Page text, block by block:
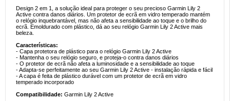
Design 2 em 1, a solução ideal para proteger o seu precioso Garmin Lily 2
Active contra danos diários. Um protetor de ecrã em vidro temperado mantém
o relógio inquebrantável, mas não afeta a sensibilidade ao toque e o brilho do
ecrã. Emoldurado com plástico, dá ao seu relógio Garmin Lily 2 Active mais
beleza.
Características:
- Capa protetora de plástico para o relógio Garmin Lily 2 Active
- Mantenha o seu relógio seguro, e proteja-o contra danos diários
- O protetor de ecrã não afeta a luminosidade e a sensibilidade ao toque
- Adapta-se perfeitamente ao seu Garmin Lily 2 Active - instalação rápida e fácil
- A capa é feita de plástico durável com um protetor de ecrã em vidro
temperado incorporado
Compatibilidade: Garmin Lily 2 Active